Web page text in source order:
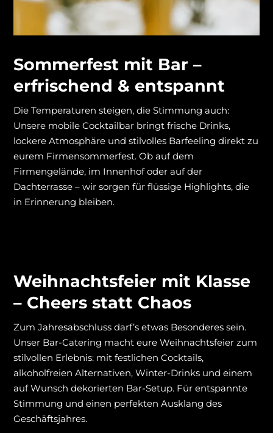
Sommerfest mit Bar –
erfrischend & entspannt
Die Temperaturen steigen, die Stimmung auch:
Unsere mobile Cocktailbar bringt frische Drinks,
lockere Atmosphäre und stilvolles Barfeeling direkt zu
eurem Firmensommerfest. Ob auf dem
Firmengelände, im Innenhof oder auf der
Dachterrasse – wir sorgen für flüssige Highlights, die
in Erinnerung bleiben.
Weihnachtsfeier mit Klasse
– Cheers statt Chaos
Zum Jahresabschluss darf’s etwas Besonderes sein.
Unser Bar-Catering macht eure Weihnachtsfeier zum
stilvollen Erlebnis: mit festlichen Cocktails,
alkoholfreien Alternativen, Winter-Drinks und einem
auf Wunsch dekorierten Bar-Setup. Für entspannte
Stimmung und einen perfekten Ausklang des
Geschäftsjahres.